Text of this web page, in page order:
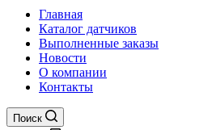
Главная
Каталог датчиков
Выполненные заказы
Новости
О компании
Контакты
Поиск